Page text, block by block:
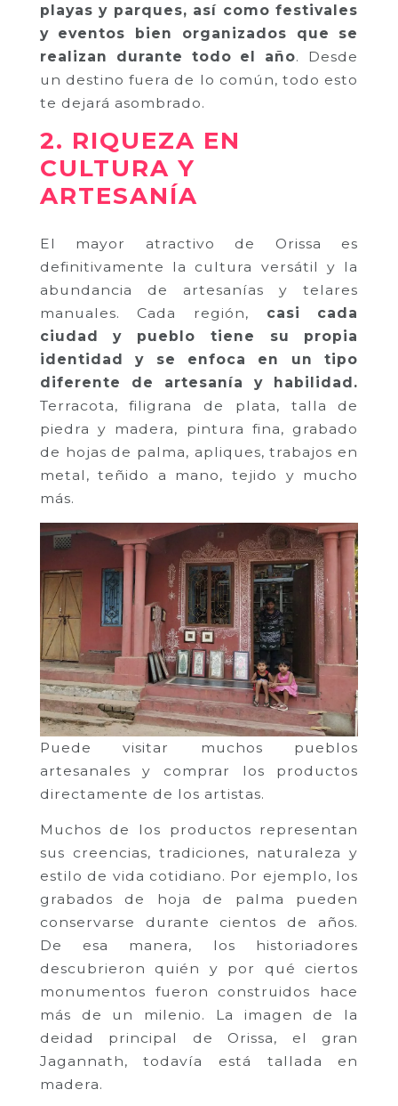
playas y parques, así como festivales
y eventos bien organizados que se
realizan durante todo el año. Desde
un destino fuera de lo común, todo esto
te dejará asombrado.
2. RIQUEZA EN
CULTURA Y
ARTESANÍA
El mayor atractivo de Orissa es
definitivamente la cultura versátil y la
abundancia de artesanías y telares
manuales. Cada región, casi cada
ciudad y pueblo tiene su propia
identidad y se enfoca en un tipo
diferente de artesanía y habilidad.
Terracota, filigrana de plata, talla de
piedra y madera, pintura fina, grabado
de hojas de palma, apliques, trabajos en
metal, teñido a mano, tejido y mucho
más.
Puede visitar muchos pueblos
artesanales y comprar los productos
directamente de los artistas.
Muchos de los productos representan
sus creencias, tradiciones, naturaleza y
estilo de vida cotidiano. Por ejemplo, los
grabados de hoja de palma pueden
conservarse durante cientos de años.
De esa manera, los historiadores
descubrieron quién y por qué ciertos
monumentos fueron construidos hace
más de un milenio. La imagen de la
deidad principal de Orissa, el gran
Jagannath, todavía está tallada en
madera.